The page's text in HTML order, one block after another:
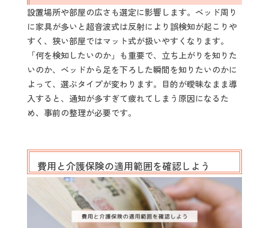
設置場所や部屋の広さも選定に影響します。ベッド周り
に家具が多いと超音波式は反射により誤検知が起こりや
すく、狭い部屋ではマット式が扱いやすくなります。
「何を検知したいのか」も重要で、立ち上がりを知りた
いのか、ベッドから足を下ろした瞬間を知りたいのかに
よって、選ぶタイプが変わります。目的が曖昧なまま導
入すると、通知が多すぎて疲れてしまう原因になるた
め、事前の整理が必要です。
費用と介護保険の適用範囲を確認しよう